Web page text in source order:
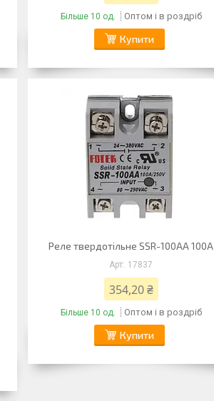
Більше 10 од. Оптом і в роздріб
Купити
Реле твердотільне SSR-100AA 100A
17837
354,20 ₴
Більше 10 од. Оптом і в роздріб
Купити